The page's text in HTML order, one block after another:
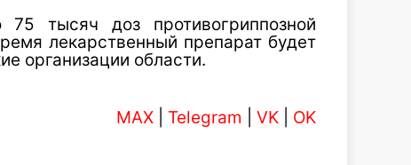
тысяч доз противогриппозной
лекарственный препарат будет
организации области.
MAX Telegram VK OK